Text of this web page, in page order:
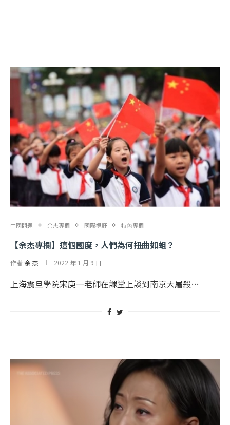
中國問題 余杰專欄 國際視野 特色專欄
【余杰專欄】這個國度，人們為何扭曲如蛆？
作者 余 杰 2022 年 1 月 9 日
上海震旦學院宋庚一老師在課堂上談到南京大屠殺…